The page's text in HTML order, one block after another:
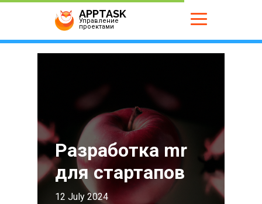
APPTASK
Управление
проектами
Разработка mr
для стартапов
12 July 2024